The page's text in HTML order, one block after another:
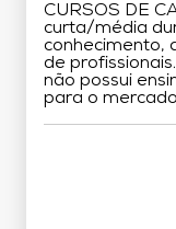
CURSOS DE
curta/média
conhecimento,
de
não possui
para o